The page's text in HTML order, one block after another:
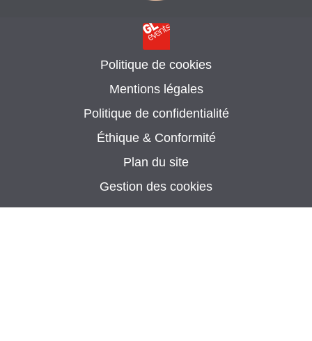
Politique de cookies
Mentions légales
Politique de confidentialité
Éthique & Conformité
Plan du site
Gestion des cookies